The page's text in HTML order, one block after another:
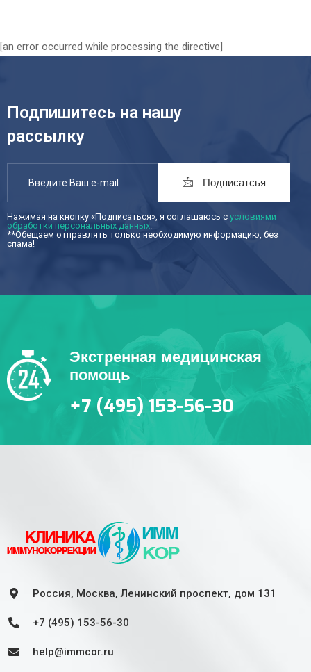
[an error occurred while processing the directive]
Подпишитесь на нашу
рассылку
Подписатсья
Нажимая на кнопку «Подписаться», я соглашаюсь с условиями
обработки персональных данных.
**Обещаем отправлять только необходимую информацию, без
спама!
Экстренная медицинская
помощь
+7 (495) 153-56-30
Россия, Москва, Ленинский проспект, дом 131
+7 (495) 153-56-30
help@immcor.ru